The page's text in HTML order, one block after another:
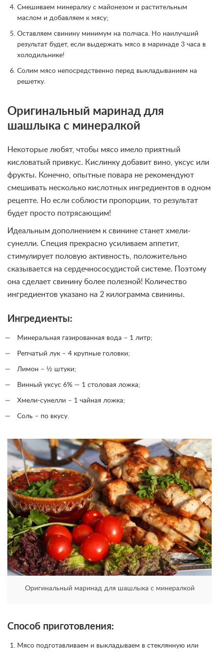
Смешиваем минералку с майонезом и растительным
маслом и добавляем к мясу;
Оставляем свинину минимум на полчаса. Но наилучший
результат будет, если выдержать мясо в маринаде 3 часа в
холодильнике!
Солим мясо непосредственно перед выкладыванием на
решетку.
Оригинальный маринад для
шашлыка с минералкой
Некоторые любят, чтобы мясо имело приятный
кисловатый привкус. Кислинку добавит вино, уксус или
фрукты. Конечно, опытные повара не рекомендуют
смешивать несколько кислотных ингредиентов в одном
рецепте. Но если соблюсти пропорции, то результат
будет просто потрясающим!
Идеальным дополнением к свинине станет хмели-
сунелли. Специя прекрасно усиливаем аппетит,
стимулирует половую активность, положительно
сказывается на сердечнососудистой системе. Поэтому
она сделает свинину более полезной! Количество
ингредиентов указано на 2 килограмма свинины.
Ингредиенты:
Минеральная газированная вода – 1 литр;
Репчатый лук – 4 крупные головки;
Лимон – ½ штуки;
Винный уксус 6% — 1 столовая ложка;
Хмели-сунелли – 1 чайная ложка;
Соль – по вкусу.
Оригинальный маринад для шашлыка с минералкой
Способ приготовления:
Мясо подготавливаем и выкладываем в стеклянную или